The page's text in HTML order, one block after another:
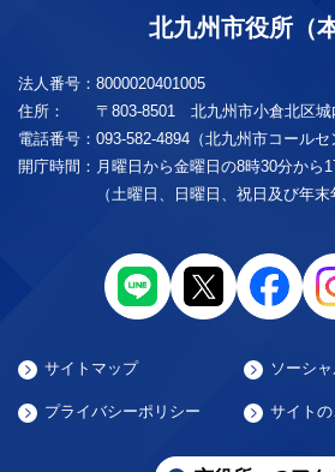
北九州市役所（
法人番号： 8000020401005
住所：
〒803-8501 北九州市小倉北区城
電話番号： 093-582-4894（北九州市コールセ
開庁時間： 月曜日から金曜日の8時30分から
（土曜日、日曜日、祝日及び年末
サイトマップ ソーシ
プライバシーポリシー サイト